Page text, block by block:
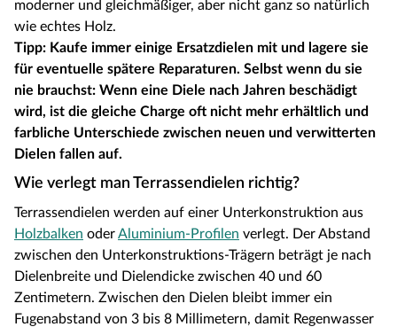
moderner und gleichmäßiger, aber nicht ganz so natürlich
wie echtes Holz.
Tipp: Kaufe immer einige Ersatzdielen mit und lagere sie
für eventuelle spätere Reparaturen. Selbst wenn du sie
nie brauchst: Wenn eine Diele nach Jahren beschädigt
wird, ist die gleiche Charge oft nicht mehr erhältlich und
farbliche Unterschiede zwischen neuen und verwitterten
Dielen fallen auf.
Wie verlegt man Terrassendielen richtig?
Terrassendielen werden auf einer Unterkonstruktion aus
Holzbalken oderAluminium-Profilen verlegt. Der Abstand
zwischen den Unterkonstruktions-Trägern beträgt je nach
Dielenbreite und Dielendicke zwischen 40 und 60
Zentimetern. Zwischen den Dielen bleibt immer ein
Fugenabstand von 3 bis 8 Millimetern, damit Regenwasser